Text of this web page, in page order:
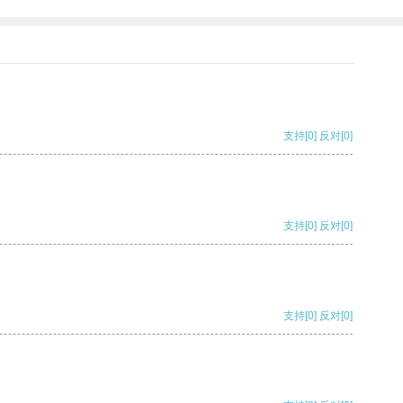
支持[0] 反对[0]
支持[0] 反对[0]
支持[0] 反对[0]